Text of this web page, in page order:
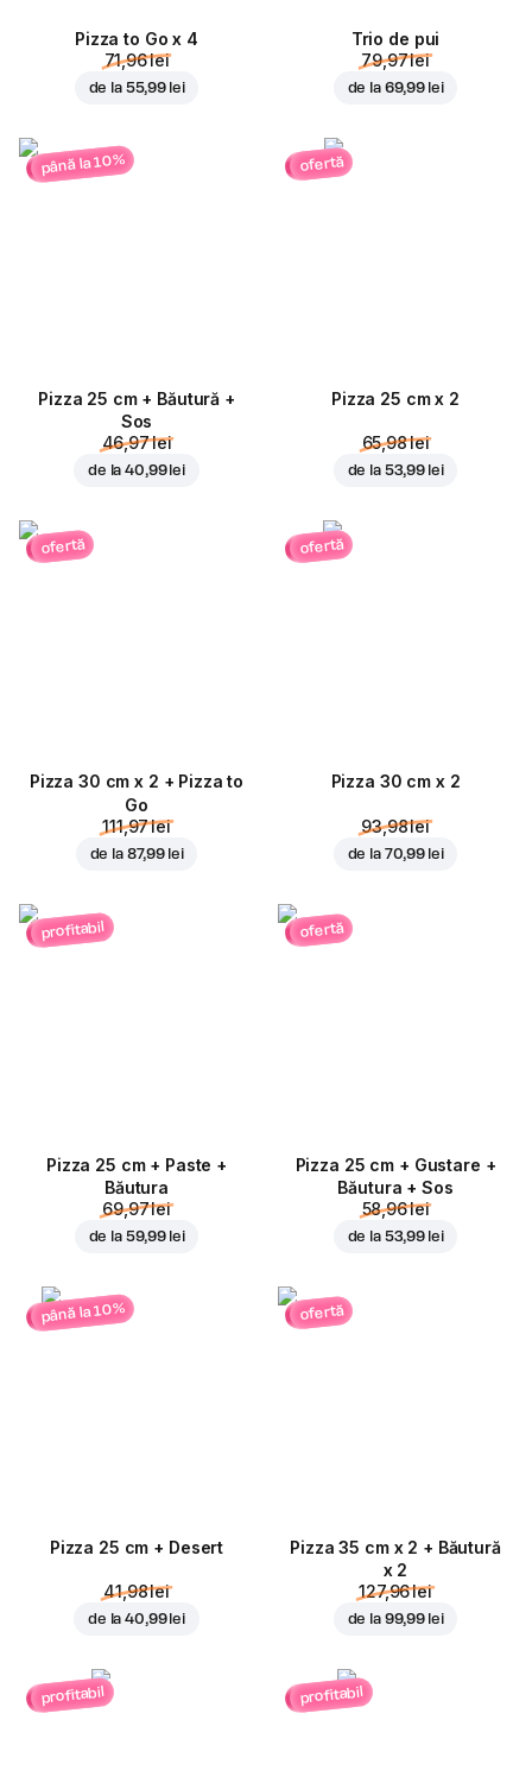
Pizza to Go x 4
71,96 lei
de la 55,99 lei
Trio de pui
79,97 lei
de la 69,99 lei
până la 10%
Pizza 25 cm + Băutură +
Sos
46,97 lei
de la40,99 lei
ofertă
Pizza 25 cm x 2
65,98 lei
de la 53,99 lei
ofertă
Pizza 30 cm x 2 + Pizza to
Go
111,97 lei
de la 87,99 lei
ofertă
Pizza 30 cm x 2
93,98 lei
de la 70,99 lei
profitabil
Pizza 25 cm + Paste +
Băutura
69,97 lei
de la 59,99 lei
ofertă
Pizza 25 cm + Gustare +
Băutura + Sos
58,96 lei
de la 53,99 lei
până la 10%
Pizza 25 cm + Desert
41,98 lei
de la40,99 lei
ofertă
Pizza 35 cm x 2 + Băutură
x 2
127,96 lei
de la 99,99 lei
profitabil profitabil